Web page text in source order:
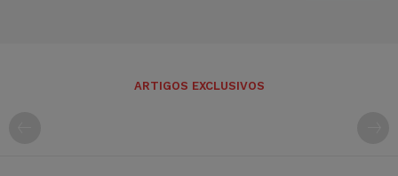
ARTIGOS EXCLUSIVOS